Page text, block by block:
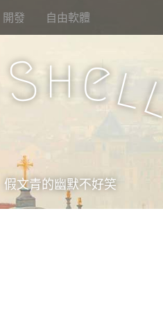
發 自由軟體
Shell
假文青的幽默不好笑